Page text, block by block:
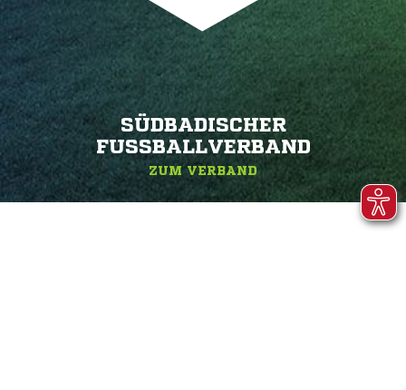
SÜDBADISCHER
FUSSBALLVERBAND
ZUM VERBAND